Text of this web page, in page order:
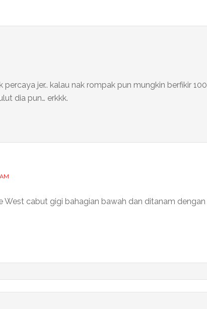
jer.. kalau nak rompak pun mungkin berfikir 100
dia pun… erkkk.
West cabut gigi bahagian bawah dan ditanam dengan